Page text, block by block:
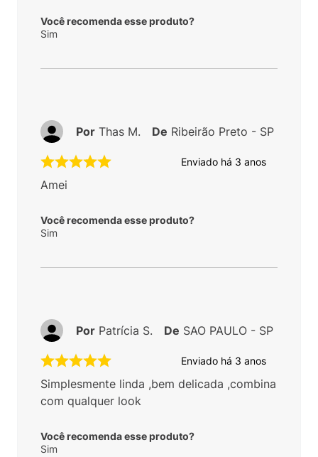
Você recomenda esse produto?
Sim
Enviado há 3 anos
Amei
Você recomenda esse produto?
Sim
Por Thas M. De Ribeirão Preto - SP
Enviado há 3 anos
Simplesmente linda ,bem delicada ,combina
com qualquer look
Você recomenda esse produto?
Sim
Por Patrícia S. De SAO PAULO - SP